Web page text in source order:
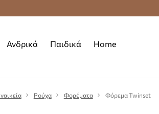
Ανδρικά Παιδικά Home
Ρούχα Φορέματα Φόρεμα Twinset